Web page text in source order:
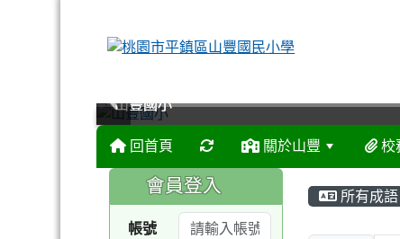
山豐國小
山豐國小
山豐國小
山豐國小
回首頁 關於山豐 校
所有成語
:::
會員登入
帳號